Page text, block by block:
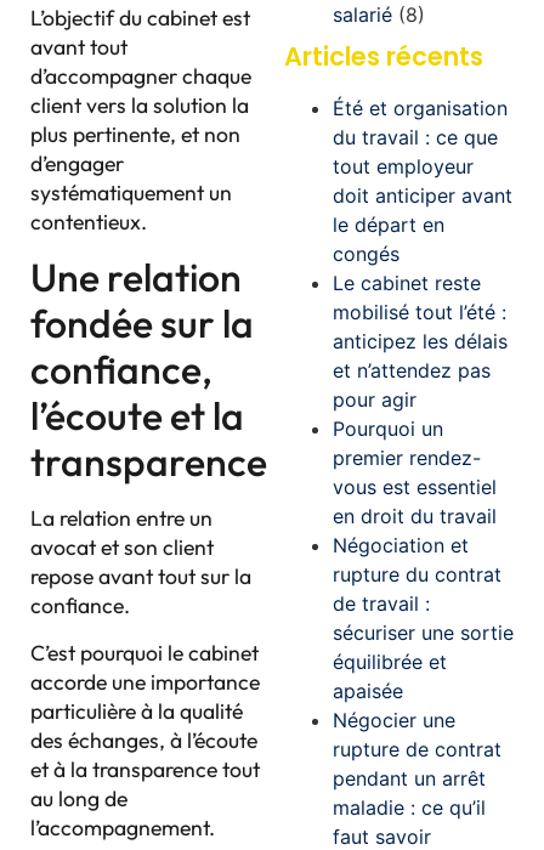
L’objectif du cabinet est
avant tout
d’accompagner chaque
client vers la solution la
plus pertinente, et non
d’engager
systématiquement un
contentieux.
Une relation
fondée sur la
confiance,
l’écoute et la
transparence
La relation entre un
avocat et son client
repose avant tout sur la
confiance.
C’est pourquoi le cabinet
accorde une importance
particulière à la qualité
des échanges, à l’écoute
et à la transparence tout
au long de
l’accompagnement.
salarié (8)
Articles récents
Été et organisation
du travail : ce que
tout employeur
doit anticiper avant
le départ en
congés
Le cabinet reste
mobilisé tout l’été :
anticipez les délais
et n’attendez pas
pour agir
Pourquoi un
premier rendez-
vous est essentiel
en droit du travail
Négociation et
rupture du contrat
de travail :
sécuriser une sortie
équilibrée et
apaisée
Négocier une
rupture de contrat
pendant un arrêt
maladie : ce qu’il
faut savoir